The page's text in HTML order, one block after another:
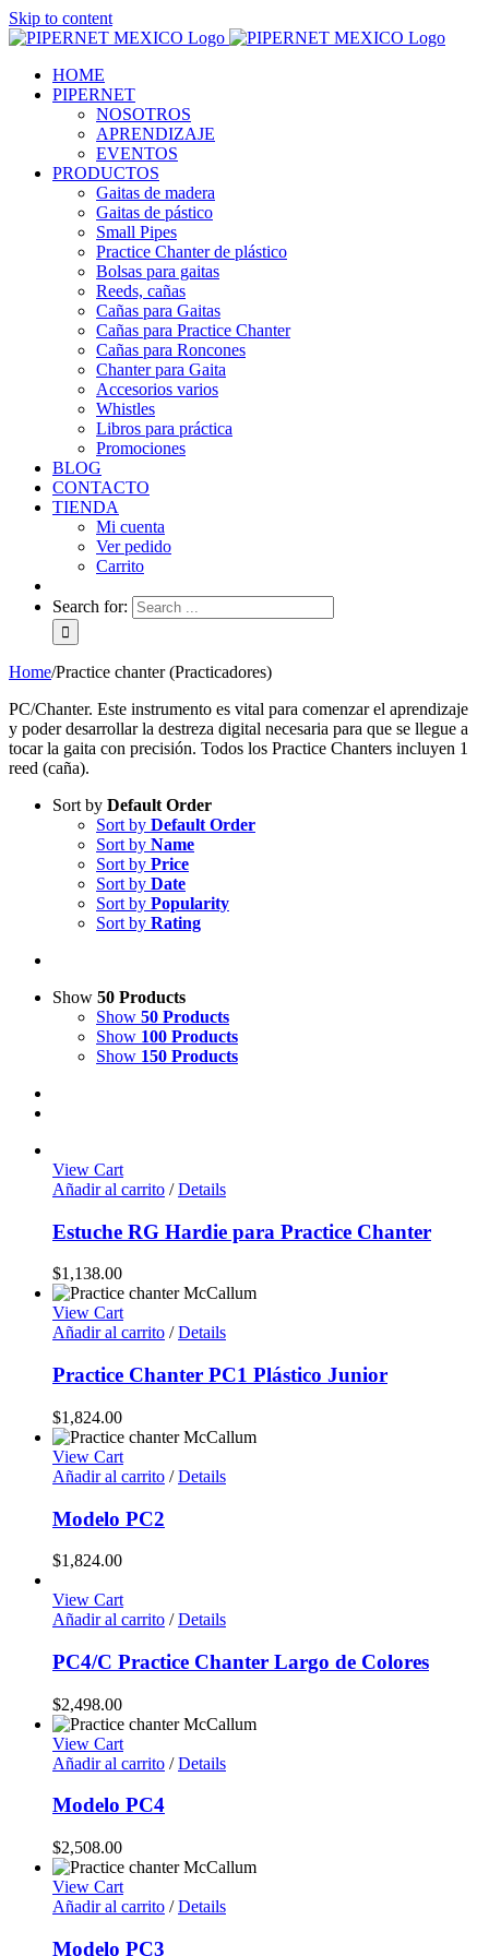
Skip to content
HOME
PIPERNET
NOSOTROS
APRENDIZAJE
EVENTOS
PRODUCTOS
Gaitas de madera
Gaitas de pástico
Small Pipes
Practice Chanter de plástico
Bolsas para gaitas
Reeds, cañas
Cañas para Gaitas
Cañas para Practice Chanter
Cañas para Roncones
Chanter para Gaita
Accesorios varios
Whistles
Libros para práctica
Promociones
BLOG
CONTACTO
TIENDA
Mi cuenta
Ver pedido
Carrito
Search for:
Home/Practice chanter (Practicadores)
PC/Chanter. Este instrumento es vital para comenzar el aprendizaje
y poder desarrollar la destreza digital necesaria para que se llegue a
tocar la gaita con precisión. Todos los Practice Chanters incluyen 1
reed (caña).
Sort by Default Order
Sort by Default Order
Sort by Name
Sort by Price
Sort by Date
Sort by Popularity
Sort by Rating
Show 50 Products
Show 50 Products
Show 100 Products
Show 150 Products
View Cart
Añadir al carrito / Details
Estuche RG Hardie para Practice Chanter
$1,138.00
View Cart
Añadir al carrito / Details
Practice Chanter PC1 Plástico Junior
$1,824.00
View Cart
Añadir al carrito / Details
Modelo PC2
$1,824.00
View Cart
Añadir al carrito / Details
PC4/C Practice Chanter Largo de Colores
$2,498.00
View Cart
Añadir al carrito / Details
Modelo PC4
$2,508.00
View Cart
Añadir al carrito / Details
Modelo PC3